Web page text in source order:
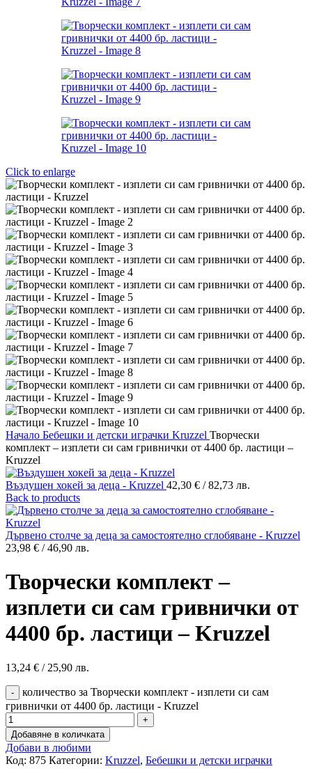
Click to enlarge
Начало Бебешки и детски играчки Kruzzel Творчески
комплект – изплети си сам гривнички от 4400 бр. ластици –
Kruzzel
Въздушен хокей за деца - Kruzzel 42,30 € / 82,73 лв.
Back to products
Дървено столче за деца за самостоятелно сглобяване - Kruzzel
23,98 € / 46,90 лв.
Творчески комплект –
изплети си сам гривнички от
4400 бр. ластици – Kruzzel
13,24 € / 25,90 лв.
количество за Творчески комплект - изплети си сам
гривнички от 4400 бр. ластици - Kruzzel
Добавяне в количката
Добави в любими
Код: 875 Категории: Kruzzel, Бебешки и детски играчки